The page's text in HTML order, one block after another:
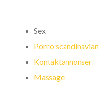
Sex
Porno scandinavian
Kontaktannonser
Massage